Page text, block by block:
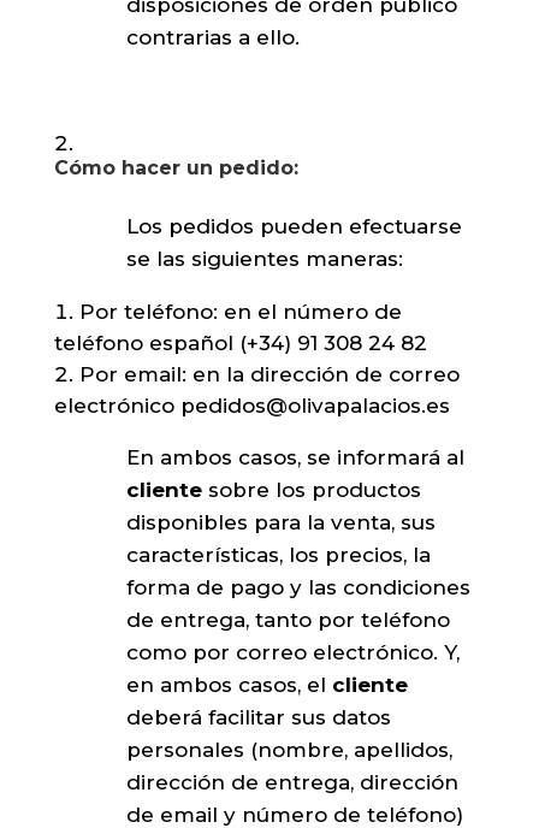
disposiciones de orden público
contrarias a ello.
Cómo hacer un pedido:
Los pedidos pueden efectuarse
se las siguientes maneras:
Por teléfono: en el número de
teléfono español (+34) 91 308 24 82
Por email: en la dirección de correo
electrónico pedidos@olivapalacios.es
En ambos casos, se informará al
clientesobre los productos
disponibles para la venta, sus
características, los precios, la
forma de pago y las condiciones
de entrega, tanto por teléfono
como por correo electrónico. Y,
en ambos casos, el cliente
deberá facilitar sus datos
personales (nombre, apellidos,
dirección de entrega, dirección
de email y número de teléfono)